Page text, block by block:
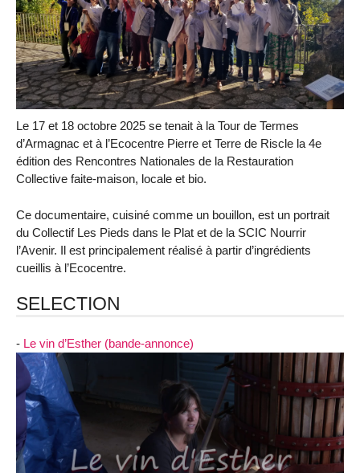
Le 17 et 18 octobre 2025 se tenait à la Tour de Termes
d’Armagnac et à l’Ecocentre Pierre et Terre de Riscle la 4e
édition des Rencontres Nationales de la Restauration
Collective faite-maison, locale et bio.
Ce documentaire, cuisiné comme un bouillon, est un portrait
du Collectif Les Pieds dans le Plat et de la SCIC Nourrir
l’Avenir. Il est principalement réalisé à partir d’ingrédients
cueillis à l’Ecocentre.
SELECTION
- Le vin d’Esther (bande-annonce)